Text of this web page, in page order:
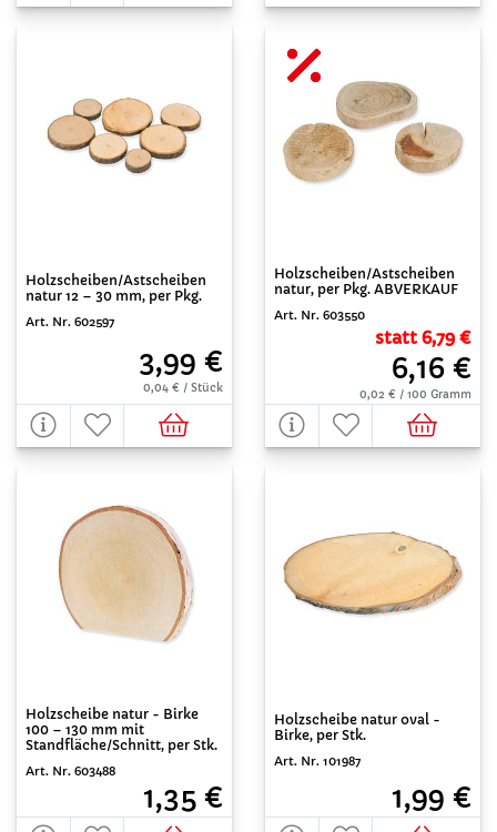
Holzscheiben/Astscheiben
natur 12 – 30 mm, per Pkg.
Art. Nr. 602597
3,99 €
0,04 € / Stück
Holzscheiben/Astscheiben
natur, per Pkg. ABVERKAUF
Art. Nr. 603550
statt 6,79 €
6,16 €
0,02 € / 100 Gramm
Holzscheibe natur - Birke
100 – 130 mm mit
Standfläche/Schnitt, per Stk.
Art. Nr. 603488
1,35 €
Holzscheibe natur oval -
Birke, per Stk.
Art. Nr. 101987
1,99 €